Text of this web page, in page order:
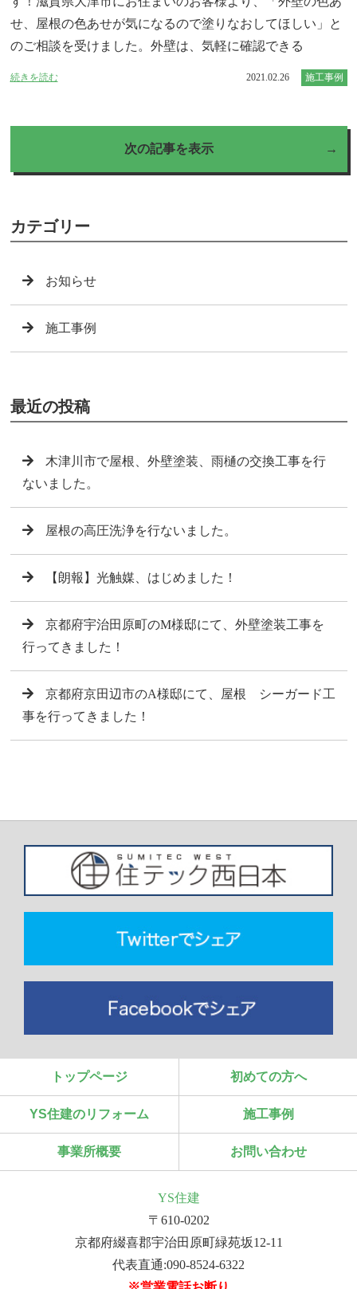
せ、屋根の色あせが気になるので塗りなおしてほしい」と
のご相談を受けました。外壁は、気軽に確認できる
続きを読む 2021.02.26 施工事例
次の記事を表示
カテゴリー
お知らせ
施工事例
最近の投稿
木津川市で屋根、外壁塗装、雨樋の交換工事を行
ないました。
屋根の高圧洗浄を行ないました。
【朗報】光触媒、はじめました！
京都府宇治田原町のM様邸にて、外壁塗装工事を
行ってきました！
京都府京田辺市のA様邸にて、屋根 シーガード工
事を行ってきました！
トップページ 初めての方へ
YS住建のリフォーム 施工事例
事業所概要 お問い合わせ
YS住建
〒610-0202
京都府綴喜郡宇治田原町緑苑坂12-11
代表直通:090-8524-6322